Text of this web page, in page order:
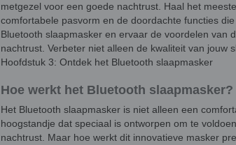
metgezel voor een goede nachtrust. Haal het
comfortabele pasvorm en de doordachte functies
Bluetooth slaapmasker en ervaar de voordelen van
nachtrust. Verbeter niet alleen de kwaliteit van jouw
Hoofdstuk 3: Ontdek het Bluetooth slaapmasker
Hoe werkt het Bluetooth slaapmasker?
Het Bluetooth slaapmasker is niet alleen een
hoogstandje dat speciaal is ontworpen om te
nachtrust. Maar hoe werkt dit innovatieve masker